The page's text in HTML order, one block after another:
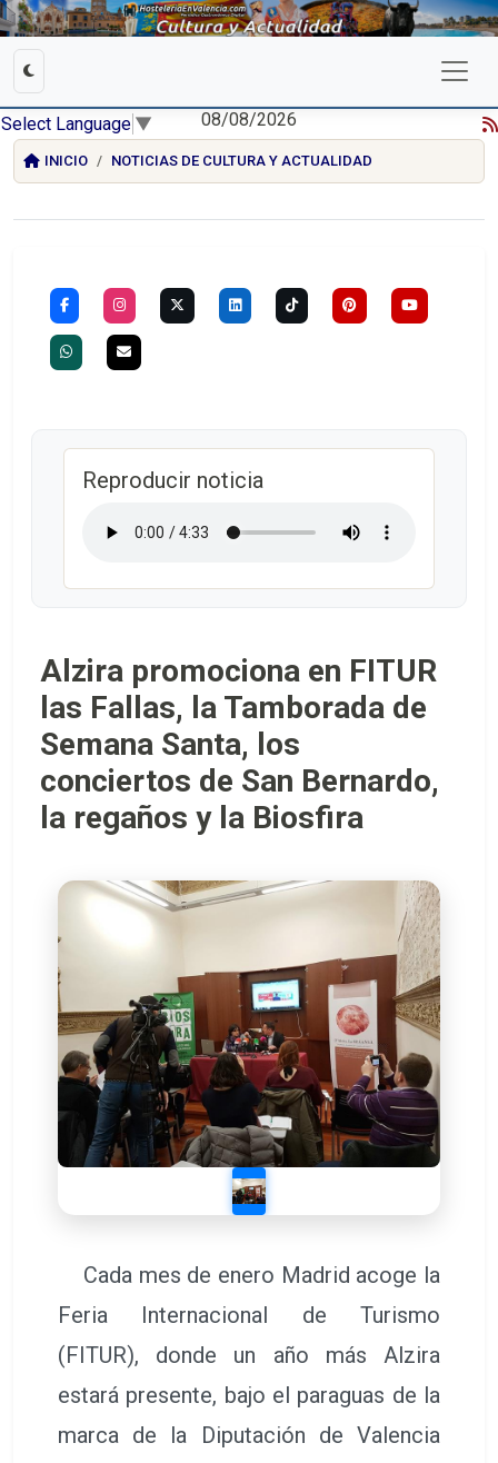
Select Language ▼ 08/08/2026
INICIO NOTICIAS DE CULTURA Y ACTUALIDAD
Reproducir noticia
Alzira promociona en FITUR
las Fallas, la Tamborada de
Semana Santa, los
conciertos de San Bernardo,
la regaños y la Biosfira
Cada mes de enero Madrid acoge la
Feria Internacional de Turismo
(FITUR), donde un año más Alzira
estará presente, bajo el paraguas de la
marca de la Diputación de Valencia